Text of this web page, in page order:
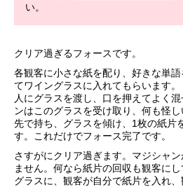
い。
クリア過ぎるフォースです。
各観客に小さな紙を配り、好きな単
てワイングラスに入れてもらいます
人にグラスを渡し、口を押えてよく
ンはこのグラスを受け取り、何も怪
先で持ち、グラスを傾け、1枚の紙片
す。これだけでフォース完了です。
さすがにクリア過ぎます。マジシャ
ません。何なら紙片の回収も観客に
グラスに、観客が自分で紙片を入れ